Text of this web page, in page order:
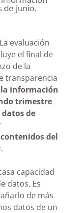
de junio.
La evaluación
el final de
de la
transparencia
información
trimestre
datos de
del
.
capacidad
datos. Es
de más
datos de un